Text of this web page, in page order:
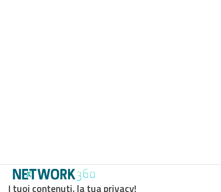
I tuoi contenuti, la tua privacy!